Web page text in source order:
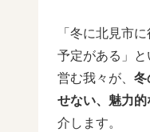
「冬に北見市
予定がある」
営む我々が、 冬
せない、魅力
介します。